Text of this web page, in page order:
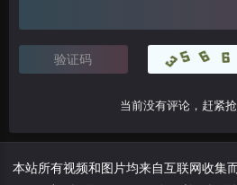
当前没有评论，赶紧抢
本站所有视频和图片均来自互联网收集